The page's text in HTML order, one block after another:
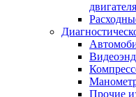
Прочие